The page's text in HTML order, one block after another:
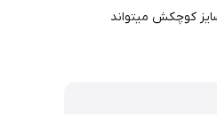
کوچکش میتواند